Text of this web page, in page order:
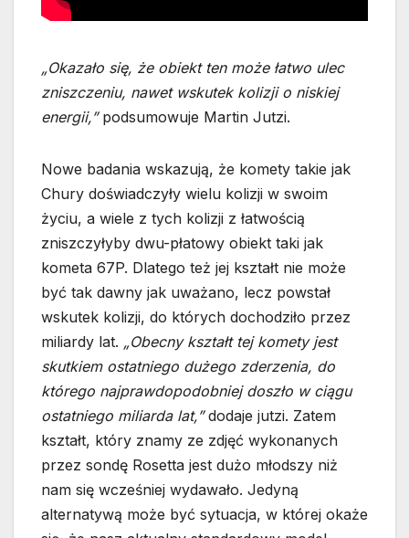
„Okazało się, że obiekt ten może łatwo ulec
zniszczeniu, nawet wskutek kolizji o niskiej
energii,”podsumowuje Martin Jutzi.
Nowe badania wskazują, że komety takie jak
Chury doświadczyły wielu kolizji w swoim
życiu, a wiele z tych kolizji z łatwością
zniszczyłyby dwu-płatowy obiekt taki jak
kometa 67P. Dlatego też jej kształt nie może
być tak dawny jak uważano, lecz powstał
wskutek kolizji, do których dochodziło przez
miliardy lat. „Obecny kształt tej komety jest
skutkiem ostatniego dużego zderzenia, do
którego najprawdopodobniej doszło w ciągu
ostatniego miliarda lat,”dodaje jutzi. Zatem
kształt, który znamy ze zdjęć wykonanych
przez sondę Rosetta jest dużo młodszy niż
nam się wcześniej wydawało. Jedyną
alternatywą może być sytuacja, w której okaże